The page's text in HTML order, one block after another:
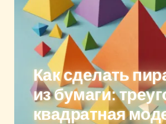
Как сделать
из бумаги:
квадратная